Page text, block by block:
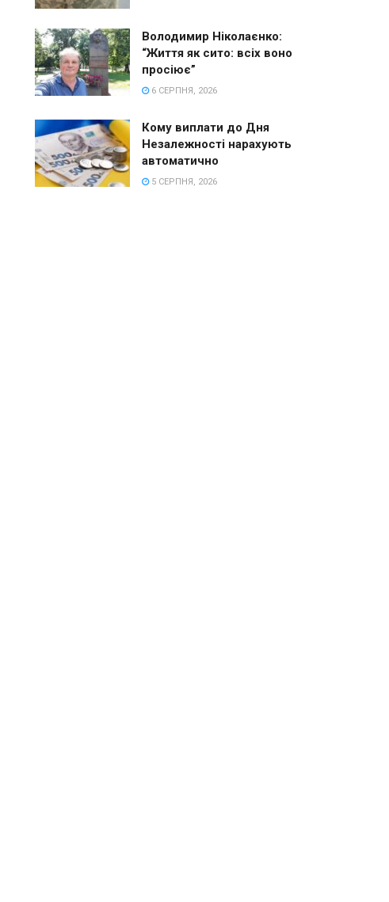
Володимир Ніколаєнко:
“Життя як сито: всіх воно
просіює”
6 СЕРПНЯ, 2026
Кому виплати до Дня
Незалежності нарахують
автоматично
5 СЕРПНЯ, 2026